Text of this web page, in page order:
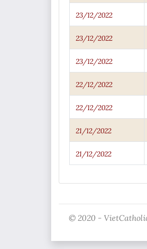
23/12/2022
23/12/2022
23/12/2022
22/12/2022
22/12/2022
21/12/2022
21/12/2022
© 2020 -